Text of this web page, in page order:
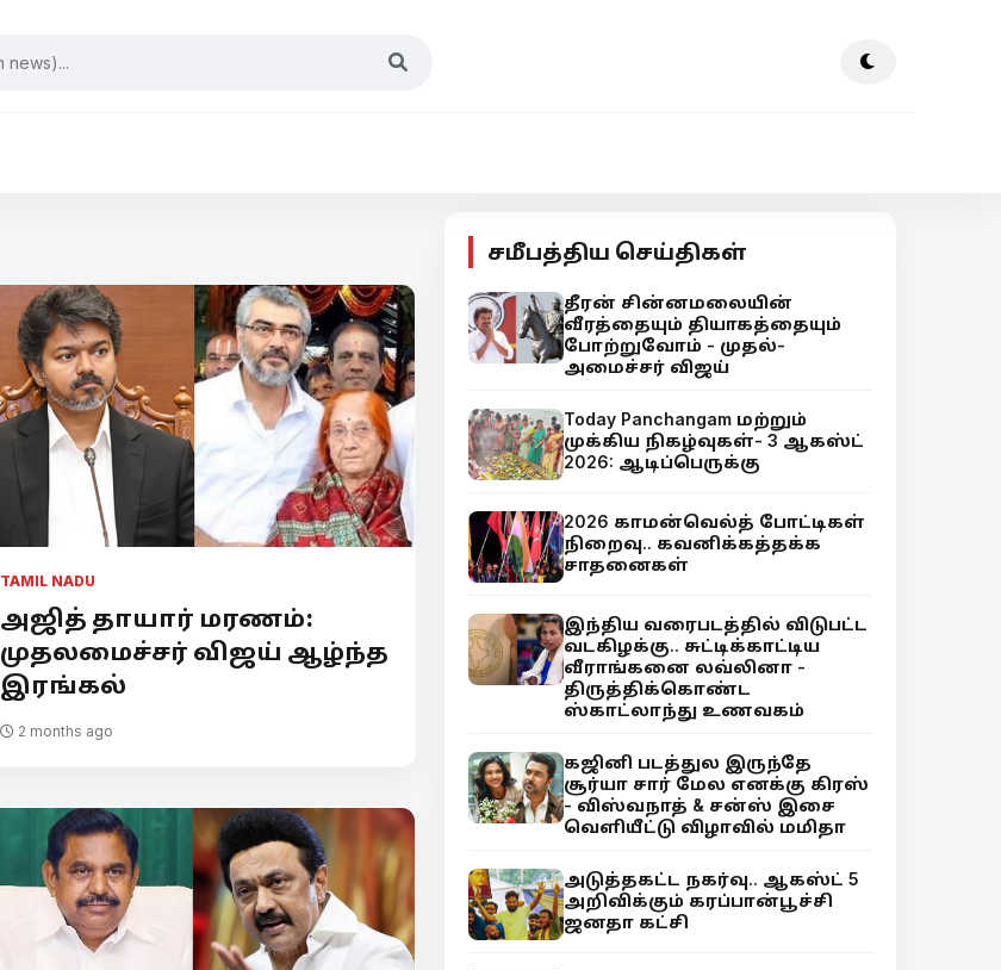
TAMIL NADU
அஜித் தாயார் மரணம்:
முதலமைச்சர் விஜய் ஆழ்ந்த
இரங்கல்
2 months ago
சமீபத்திய செய்திகள்
தீரன் சின்னமலையின்
வீரத்தையும் தியாகத்தையும்
போற்றுவோம் - முதல்-
அமைச்சர் விஜய்
Today Panchangam மற்றும்
முக்கிய நிகழ்வுகள்- 3 ஆகஸ்ட்
2026: ஆடிப்பெருக்கு
2026 காமன்வெல்த் போட்டிகள்
நிறைவு.. கவனிக்கத்தக்க
சாதனைகள்
இந்திய வரைபடத்தில் விடுபட்ட
வடகிழக்கு.. சுட்டிக்காட்டிய
வீராங்கனை லவ்லினா -
திருத்திக்கொண்ட
ஸ்காட்லாந்து உணவகம்
கஜினி படத்துல இருந்தே
சூர்யா சார் மேல எனக்கு கிரஸ்
- விஸ்வநாத் & சன்ஸ் இசை
வெளியீட்டு விழாவில் மமிதா
அடுத்தகட்ட நகர்வு.. ஆகஸ்ட் 5
அறிவிக்கும் கரப்பான்பூச்சி
ஜனதா கட்சி